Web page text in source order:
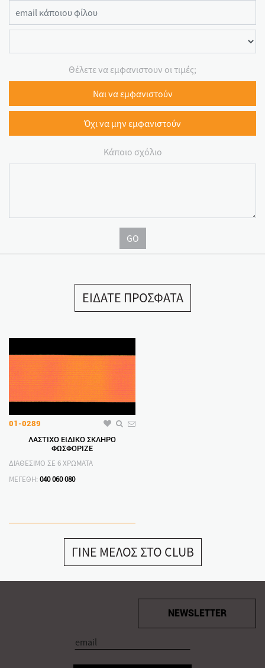
Θέλετε να εμφανιστουν οι τιμές;
Ναι να εμφανιστούν
Όχι να μην εμφανιστούν
Κάποιο σχόλιο
GO
ΕΙΔΑΤΕ ΠΡΟΣΦΑΤΑ
01-0289
ΛΑΣΤΙΧΟ ΕΙΔΙΚΟ ΣΚΛΗΡΟ
ΦΩΣΦΟΡΙΖΕ
ΔΙΑΘΕΣΙΜΟ ΣΕ 6 ΧΡΩΜΑΤΑ
ΜΕΓΕΘΗ: 040060080
ΓΙΝΕ ΜΕΛΟΣ ΣΤΟ CLUB
NEWSLETTER